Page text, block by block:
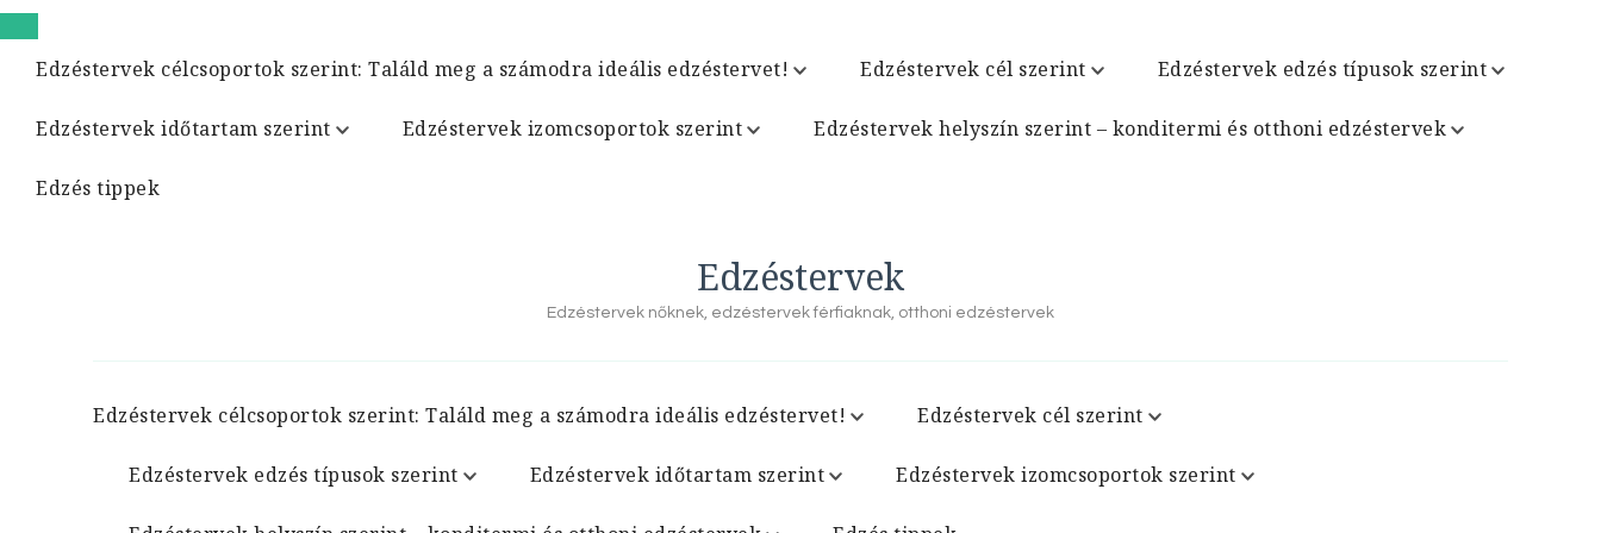
Edzéstervek célcsoportok szerint: Találd meg a számodra ideális edzéstervet! Edzéstervek cél szerint Edzéstervek edzés típusok szerint
Edzéstervek időtartam szerint Edzéstervek izomcsoportok szerint Edzéstervek helyszín szerint – konditermi és otthoni edzéstervek
Edzés tippek
Edzéstervek
Edzéstervek nőknek, edzéstervek férfiaknak, otthoni edzéstervek
Edzéstervek célcsoportok szerint: Találd meg a számodra ideális edzéstervet! Edzéstervek cél szerint
Edzéstervek edzés típusok szerint Edzéstervek időtartam szerint Edzéstervek izomcsoportok szerint